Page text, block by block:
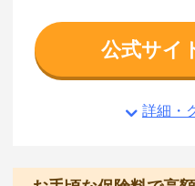
公式サイ
詳細・